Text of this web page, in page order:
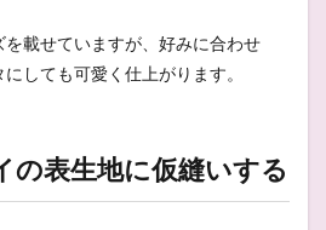
載せていますが、好みに合わせ
しても可愛く仕上がります。
の表生地に仮縫いする